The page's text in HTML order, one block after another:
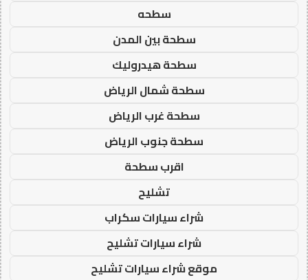
سطحه
سطحة بين المدن
سطحة هيدروليك
سطحة شمال الرياض
سطحة غرب الرياض
سطحة جنوب الرياض
اقرب سطحة
تشليح
شراء سيارات سكراب
شراء سيارات تشليح
موقع شراء سيارات تشليح